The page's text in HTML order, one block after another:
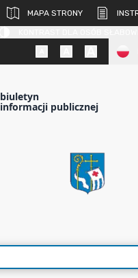
MAPA STRONY
biuletyn
informacji publicznej